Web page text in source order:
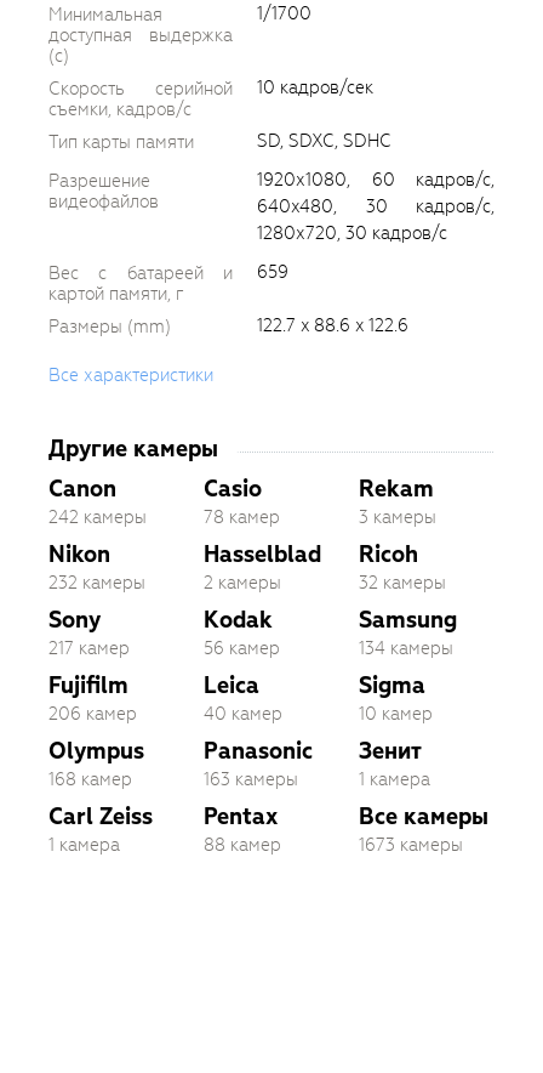
Минимальная
доступная выдержка
(c)
1/1700
Скорость серийной
съемки, кадров/с
10 кадров/сек
Тип карты памяти
SD, SDXC, SDHC
Разрешение
видеофайлов
1920х1080, 60 кадров/с,
640x480, 30 кадров/с,
1280х720, 30 кадров/с
Вес с батареей и
картой памяти, г
659
Размеры (mm) 122.7 x 88.6 x 122.6
Все характеристики
Другие камеры
Canon
242 камеры
Nikon
232 камеры
Sony
217 камер
Fujifilm
206 камер
Olympus
168 камер
Carl Zeiss
1 камера
Casio
78 камер
Hasselblad
2 камеры
Kodak
56 камер
Leica
40 камер
Panasonic
163 камеры
Pentax
88 камер
Rekam
3 камеры
Ricoh
32 камеры
Samsung
134 камеры
Sigma
10 камер
Зенит
1 камера
Все камеры
1673 камеры